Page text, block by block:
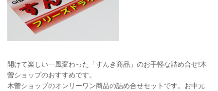
開けて楽しい一風変わった「すんき商品」のお手軽な詰め合せ!木
曽ショップのおすすめです。
木曽ショップのオンリーワン商品の詰め合せセットです。お中元